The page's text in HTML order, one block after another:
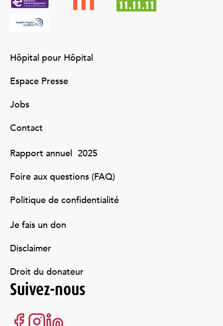
Hôpital pour Hôpital
Espace Presse
Jobs
Contact
Rapport annuel 2025
Foire aux questions (FAQ)
Politique de confidentialité
Je fais un don
Disclaimer
Droit du donateur
Suivez-nous